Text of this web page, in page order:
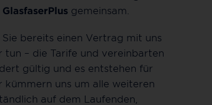
GlasfaserPlus gemeinsam.
Sie bereits einen Vertrag mit uns
tun – die Tarife und vereinbarten
gültig und es entstehen für
kümmern uns um alle weiteren
auf dem Laufenden,